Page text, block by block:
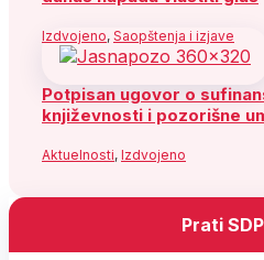
Izdvojeno, Saopštenja i izjave
Potpisan ugovor o
književnosti i pozorišne
Aktuelnosti, Izdvojeno
Prati SDP